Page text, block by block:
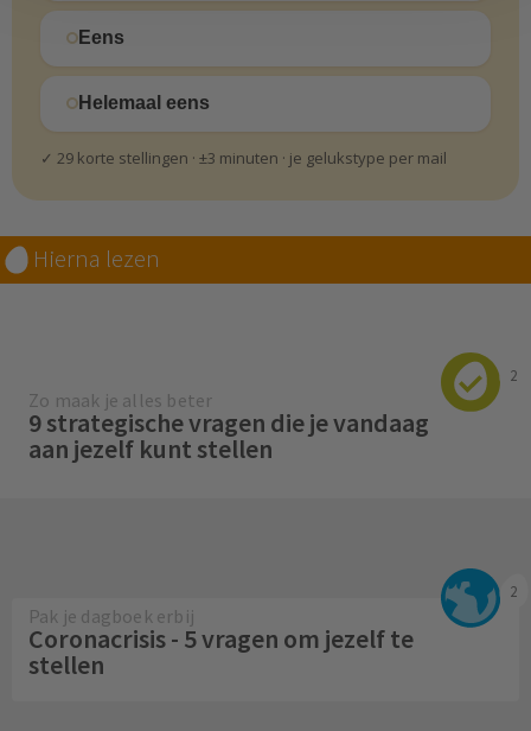
Eens
Helemaal eens
✓ 29 korte stellingen · ±3 minuten · je gelukstype per mail
Hierna lezen
2
Zo maak je alles beter
9 strategische vragen die je vandaag
aan jezelf kunt stellen
2
Pak je dagboek erbij
Coronacrisis - 5 vragen om jezelf te
stellen